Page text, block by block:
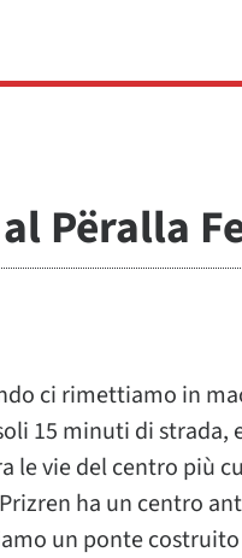
Përalla
ci rimettiamo in
15 minuti di strada,
le vie del centro più
ha un centro
un ponte